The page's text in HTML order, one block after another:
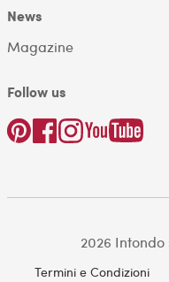
News
Magazine
Follow us
2026 Intondo
Termini e Condizioni